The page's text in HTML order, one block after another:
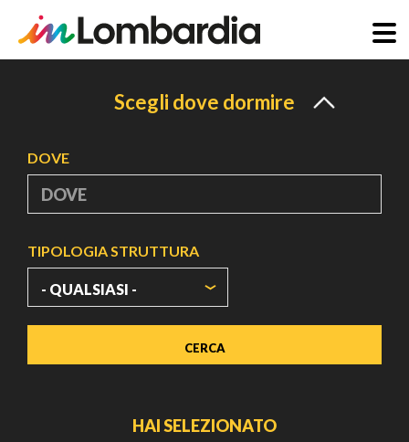
Scegli dove dormire
DOVE
TIPOLOGIA STRUTTURA
HAI SELEZIONATO